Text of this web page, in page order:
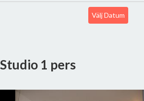
Välj Datum
1 pers